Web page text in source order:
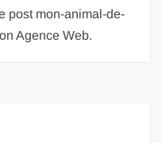
post mon-animal-de-
Agence Web.